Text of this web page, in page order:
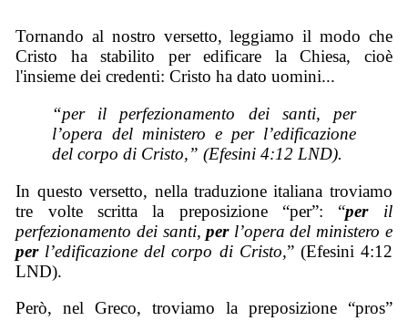
Tornando al nostro versetto, leggiamo il modo che
Cristo ha stabilito per edificare la Chiesa, cioè
l'insieme dei credenti: Cristo ha dato uomini...
“per il perfezionamento dei santi, per
l’opera del ministero e per l’edificazione
del corpo di Cristo,” (Efesini 4:12 LND).
In questo versetto, nella traduzione italiana troviamo
tre volte scritta la preposizione “per”: “peril
perfezionamento dei santi,perl’opera del ministero e
perl’edificazione del corpo di Cristo,” (Efesini 4:12
LND).
Però, nel Greco, troviamo la preposizione “pros”